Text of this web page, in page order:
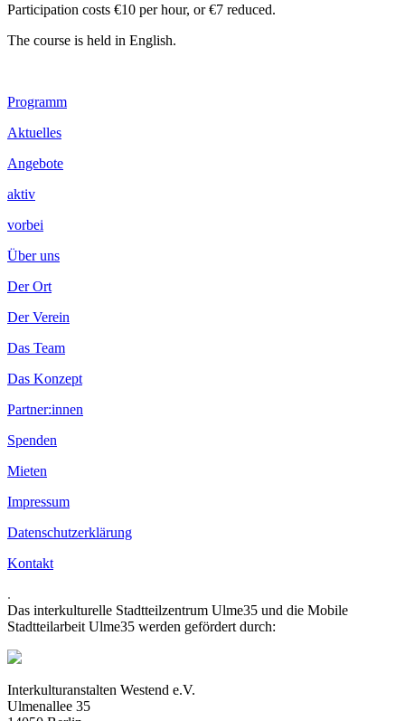
Participation costs €10 per hour, or €7 reduced.
The course is held in English.
Footer
Inhalt
Programm
Aktuelles
Angebote
aktiv
vorbei
Über uns
Der Ort
Der Verein
Das Team
Das Konzept
Partner:innen
Spenden
Mieten
Impressum
Datenschutzerklärung
Kontakt
.
Das interkulturelle Stadtteilzentrum Ulme35 und die Mobile
Stadtteilarbeit Ulme35 werden gefördert durch:
Interkulturanstalten Westend e.V.
Ulmenallee 35